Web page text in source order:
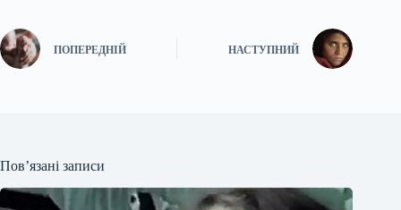
ПОПЕРЕДНІЙ НАСТУПНИЙ
Пов’язані записи